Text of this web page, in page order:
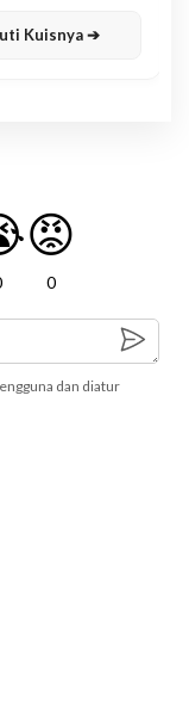
Kuisnya ➔
😡
0
dan diatur